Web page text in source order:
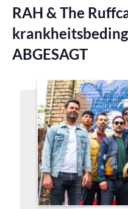
RAH & The
ABGESAGT